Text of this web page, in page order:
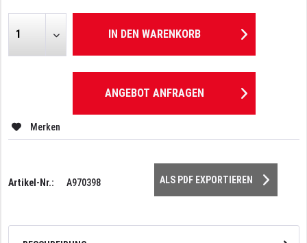
IN DEN WARENKORB
ANGEBOT ANFRAGEN
Merken
Artikel-Nr.: A970398 ALS PDF EXPORTIEREN